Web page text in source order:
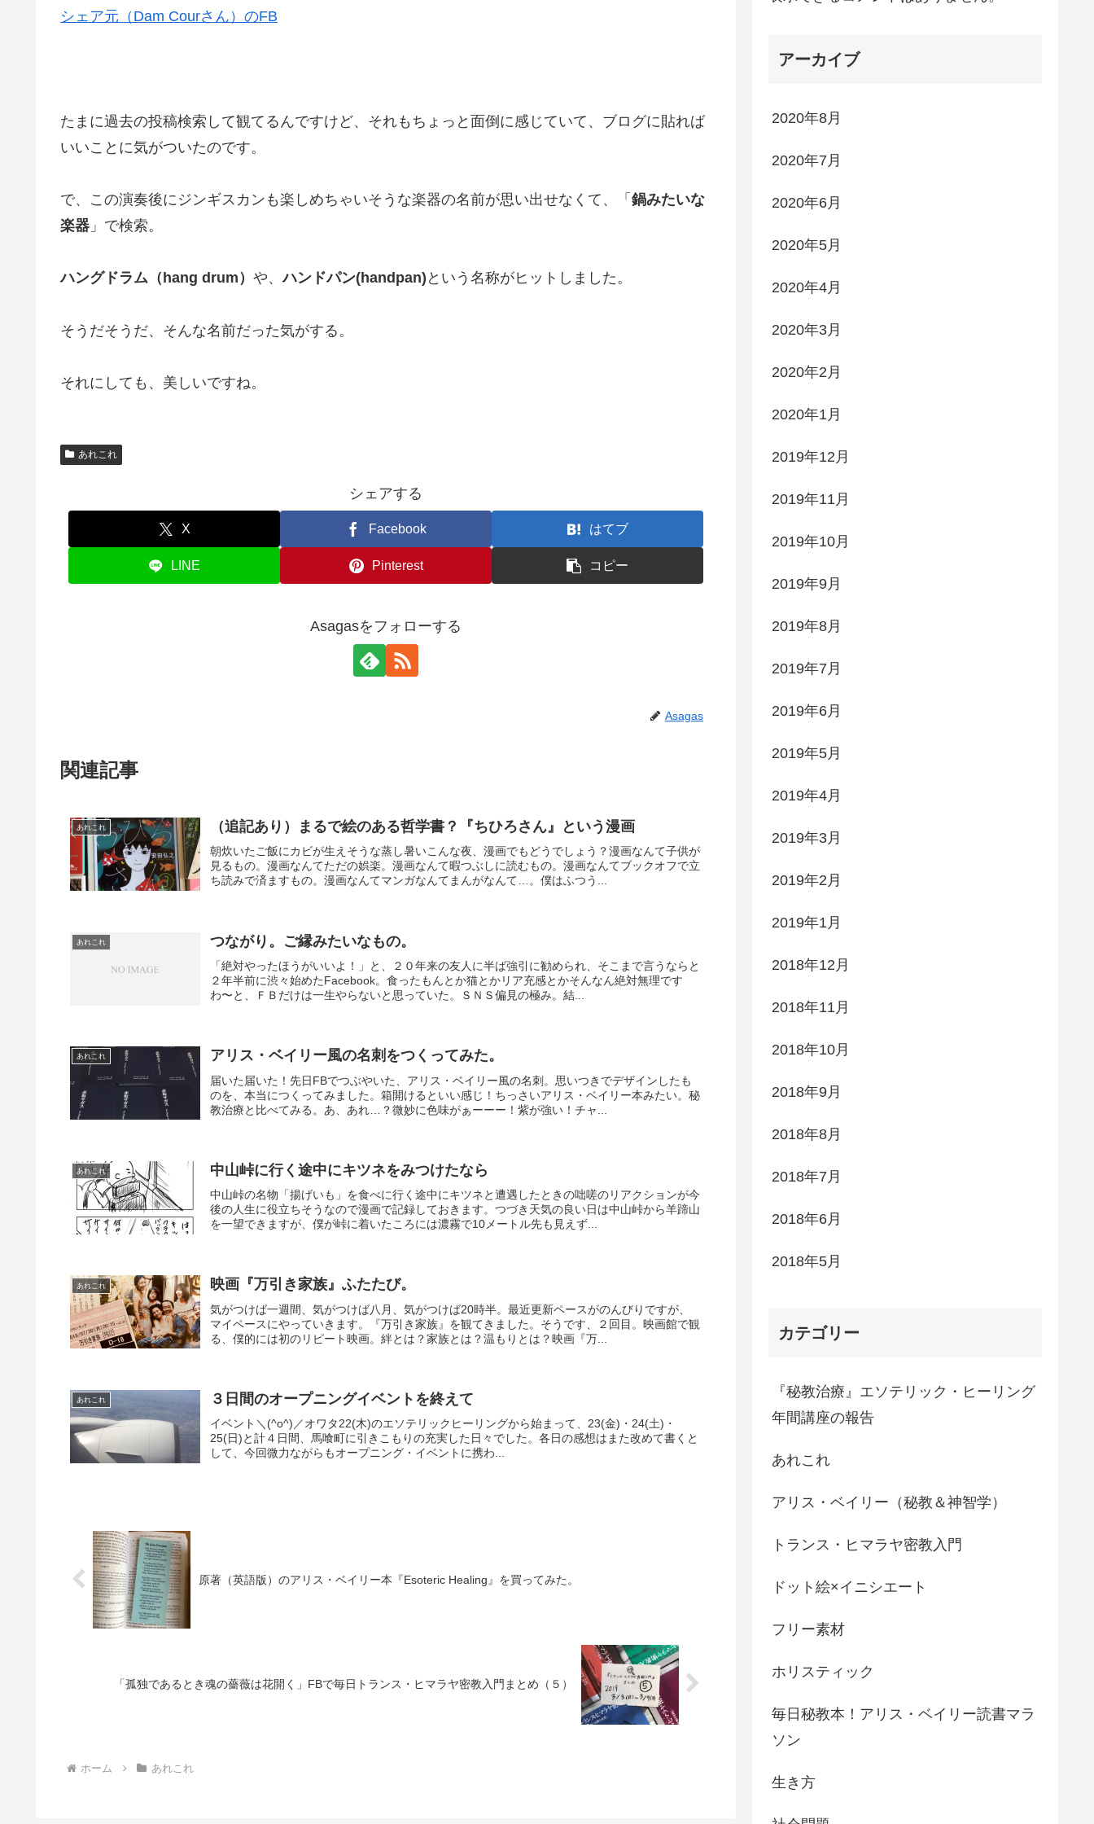
シェア元（Dam Courさん）のFB
たまに過去の投稿検索して観てるんですけど、それもちょっと面倒に感じていて、ブログに貼れば
いいことに気がついたのです。
で、この演奏後にジンギスカンも楽しめちゃいそうな楽器の名前が思い出せなくて、「 鍋みたいな
楽器 」で検索。
ハングドラム（hang drum） や、ハンドパン(handpan) という名称がヒットしました。
そうだそうだ、そんな名前だった気がする。
それにしても、美しいですね。
あれこれ
シェアする
X Facebook はてブ
LINE Pinterest コピー
Asagasをフォローする
Asagas
関連記事
あれこれ （追記あり）まるで絵のある哲学書？『ちひろさん』という漫画
朝炊いたご飯にカビが生えそうな蒸し暑いこんな夜、漫画でもどうでしょう？漫画なんて子供が
見るもの。漫画なんてただの娯楽。漫画なんて暇つぶしに読むもの。漫画なんてブックオフで立
ち読みで済ますもの。漫画なんてマンガなんてまんがなんて…。僕はふつう...
あれこれ つながり。ご縁みたいなもの。
「絶対やったほうがいいよ！」と、２０年来の友人に半ば強引に勧められ、そこまで言うならと
２年半前に渋々始めたFacebook。食ったもんとか猫とかリア充感とかそんなん絶対無理です
わ〜と、ＦＢだけは一生やらないと思っていた。ＳＮＳ偏見の極み。結...
あれこれ アリス・ベイリー風の名刺をつくってみた。
届いた届いた！先日FBでつぶやいた、アリス・ベイリー風の名刺。思いつきでデザインしたも
のを、本当につくってみました。箱開けるといい感じ！ちっさいアリス・ベイリー本みたい。秘
教治療と比べてみる。あ、あれ…？微妙に色味がぁーーー！紫が強い！チャ...
あれこれ 中山峠に行く途中にキツネをみつけたなら
中山峠の名物「揚げいも」を食べに行く途中にキツネと遭遇したときの咄嗟のリアクションが今
後の人生に役立ちそうなので漫画で記録しておきます。つづき天気の良い日は中山峠から羊蹄山
を一望できますが、僕が峠に着いたころには濃霧で10メートル先も見えず...
あれこれ 映画『万引き家族』ふたたび。
気がつけば一週間、気がつけば八月、気がつけば20時半。最近更新ペースがのんびりですが、
マイペースにやっていきます。『万引き家族』を観てきました。そうです、２回目。映画館で観
る、僕的には初のリピート映画。絆とは？家族とは？温もりとは？映画『万...
あれこれ ３日間のオープニングイベントを終えて
イベント＼(^o^)／オワタ22(木)のエソテリックヒーリングから始まって、23(金)・24(土)・
25(日)と計４日間、馬喰町に引きこもりの充実した日々でした。各日の感想はまた改めて書くと
して、今回微力ながらもオープニング・イベントに携わ...
原著（英語版）のアリス・ベイリー本『Esoteric Healing』を買ってみた。
「孤独であるとき魂の薔薇は花開く」FBで毎日トランス・ヒマラヤ密教入門まとめ（５）
ホーム あれこれ
アーカイブ
2020年8月
2020年7月
2020年6月
2020年5月
2020年4月
2020年3月
2020年2月
2020年1月
2019年12月
2019年11月
2019年10月
2019年9月
2019年8月
2019年7月
2019年6月
2019年5月
2019年4月
2019年3月
2019年2月
2019年1月
2018年12月
2018年11月
2018年10月
2018年9月
2018年8月
2018年7月
2018年6月
2018年5月
カテゴリー
『秘教治療』エソテリック・ヒーリング
年間講座の報告
あれこれ
アリス・ベイリー（秘教＆神智学）
トランス・ヒマラヤ密教入門
ドット絵×イニシエート
フリー素材
ホリスティック
毎日秘教本！アリス・ベイリー読書マラ
ソン
生き方